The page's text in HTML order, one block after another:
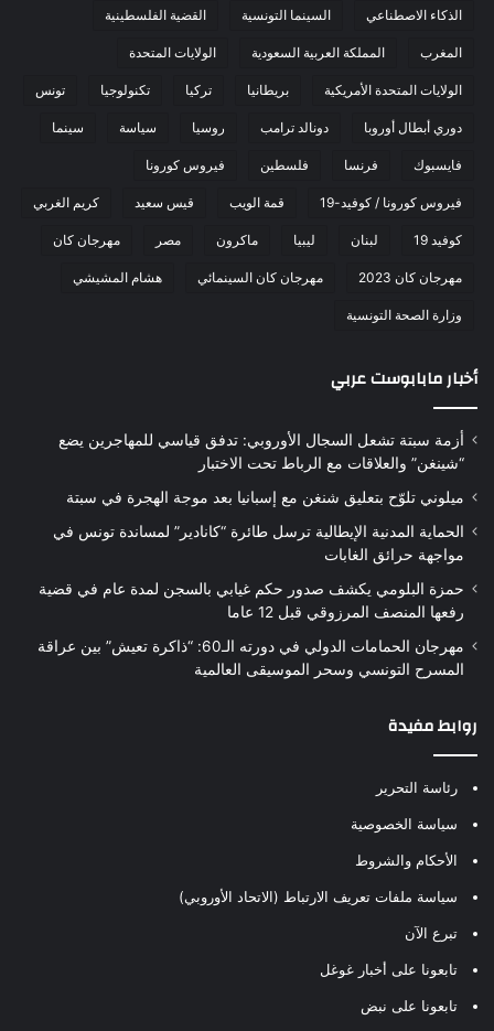
الذكاء الاصطناعي السينما التونسية القضية الفلسطينية
المغرب المملكة العربية السعودية الولايات المتحدة
الولايات المتحدة الأمريكية بريطانيا تركيا تكنولوجيا تونس
دوري أبطال أوروبا دونالد ترامب روسيا سياسة سينما
فايسبوك فرنسا فلسطين فيروس كورونا
فيروس كورونا / كوفيد-19 قمة الويب قيس سعيد كريم الغربي
كوفيد 19 لبنان ليبيا ماكرون مصر مهرجان كان
مهرجان كان 2023 مهرجان كان السينمائي هشام المشيشي
وزارة الصحة التونسية
أخبار مابابوست عربي
أزمة سبتة تشعل السجال الأوروبي: تدفق قياسي للمهاجرين يضع
“شينغن” والعلاقات مع الرباط تحت الاختبار
ميلوني تلوّح بتعليق شنغن مع إسبانيا بعد موجة الهجرة في سبتة
الحماية المدنية الإيطالية ترسل طائرة “كانادير” لمساندة تونس في
مواجهة حرائق الغابات
حمزة البلومي يكشف صدور حكم غيابي بالسجن لمدة عام في قضية
رفعها المنصف المرزوقي قبل 12 عاما
مهرجان الحمامات الدولي في دورته الـ60: “ذاكرة تعيش” بين عراقة
المسرح التونسي وسحر الموسيقى العالمية
روابط مفيدة
رئاسة التحرير
سياسة الخصوصية
الأحكام والشروط
سياسة ملفات تعريف الارتباط (الاتحاد الأوروبي)
تبرع الآن
تابعونا على أخبار غوغل
تابعونا على نبض